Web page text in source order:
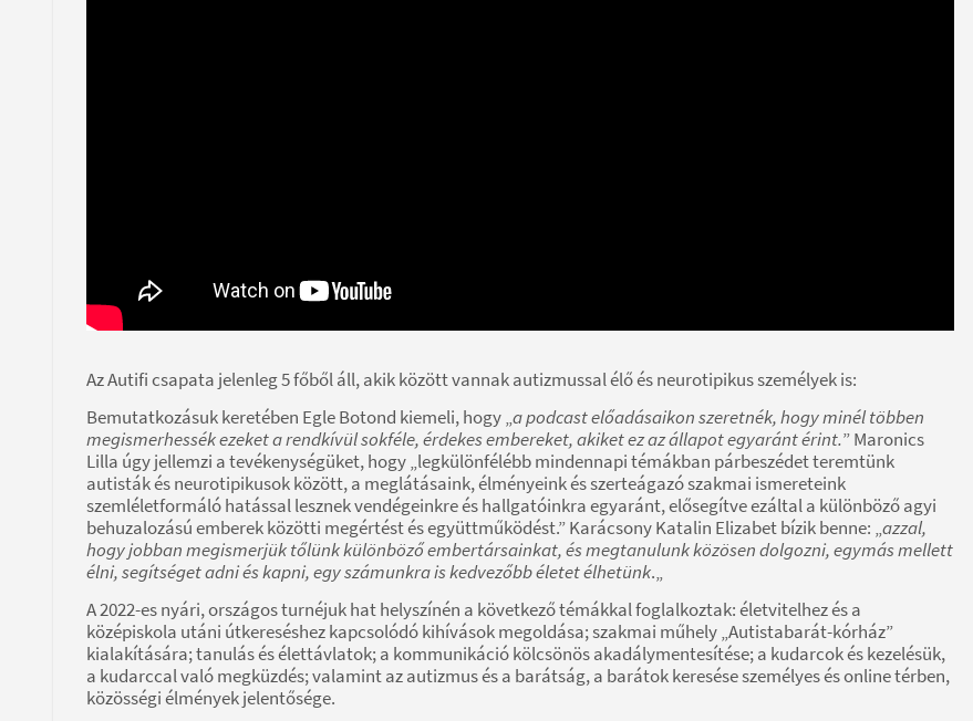
Az Autifi csapata jelenleg 5 főből áll, akik között vannak autizmussal élő és neurotipikus személyek is:
Bemutatkozásuk keretében Egle Botond kiemeli, hogy „a podcast előadásaikon szeretnék, hogy minél többen
megismerhessék ezeket a rendkívül sokféle, érdekes embereket, akiket ez az állapot egyaránt érint.” Maronics
Lilla úgy jellemzi a tevékenységüket, hogy „legkülönfélébb mindennapi témákban párbeszédet teremtünk
autisták és neurotipikusok között, a meglátásaink, élményeink és szerteágazó szakmai ismereteink
szemléletformáló hatással lesznek vendégeinkre és hallgatóinkra egyaránt, elősegítve ezáltal a különböző agyi
behuzalozású emberek közötti megértést és együttműködést.” Karácsony Katalin Elizabet bízik benne: „azzal,
hogy jobban megismerjük tőlünk különböző embertársainkat, és megtanulunk közösen dolgozni, egymás mellett
élni, segítséget adni és kapni, egy számunkra is kedvezőbb életet élhetünk.„
A 2022-es nyári, országos turnéjuk hat helyszínén a következő témákkal foglalkoztak: életvitelhez és a
középiskola utáni útkereséshez kapcsolódó kihívások megoldása; szakmai műhely „Autistabarát-kórház”
kialakítására; tanulás és élettávlatok; a kommunikáció kölcsönös akadálymentesítése; a kudarcok és kezelésük,
a kudarccal való megküzdés; valamint az autizmus és a barátság, a barátok keresése személyes és online térben,
közösségi élmények jelentősége.